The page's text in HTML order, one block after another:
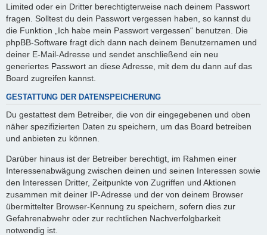
Limited oder ein Dritter berechtigterweise nach deinem Passwort
fragen. Solltest du dein Passwort vergessen haben, so kannst du
die Funktion „Ich habe mein Passwort vergessen“ benutzen. Die
phpBB-Software fragt dich dann nach deinem Benutzernamen und
deiner E-Mail-Adresse und sendet anschließend ein neu
generiertes Passwort an diese Adresse, mit dem du dann auf das
Board zugreifen kannst.
GESTATTUNG DER DATENSPEICHERUNG
Du gestattest dem Betreiber, die von dir eingegebenen und oben
näher spezifizierten Daten zu speichern, um das Board betreiben
und anbieten zu können.
Darüber hinaus ist der Betreiber berechtigt, im Rahmen einer
Interessenabwägung zwischen deinen und seinen Interessen sowie
den Interessen Dritter, Zeitpunkte von Zugriffen und Aktionen
zusammen mit deiner IP-Adresse und der von deinem Browser
übermittelter Browser-Kennung zu speichern, sofern dies zur
Gefahrenabwehr oder zur rechtlichen Nachverfolgbarkeit
notwendig ist.